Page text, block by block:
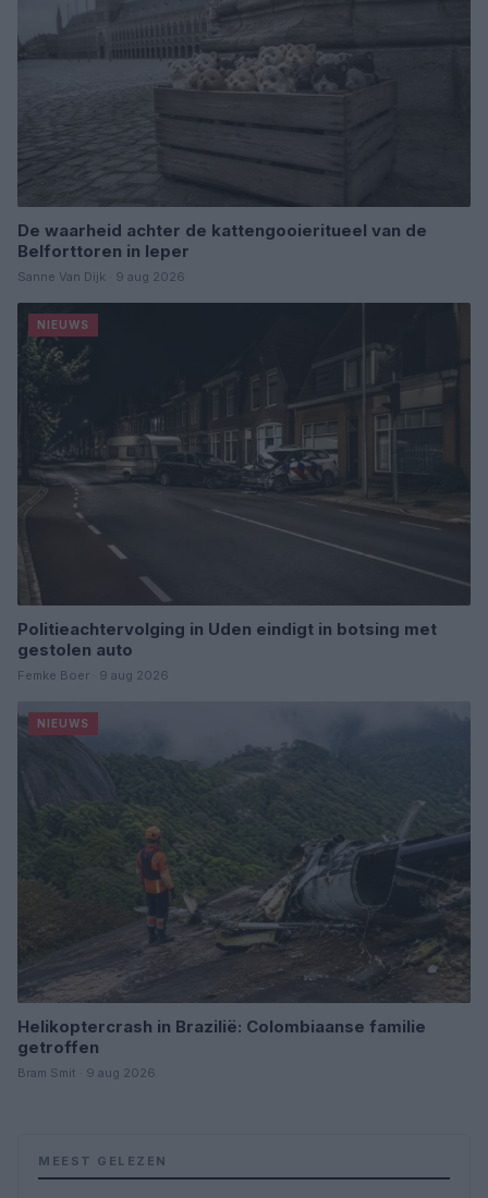
De waarheid achter de kattengooieritueel van de
Belforttoren in Ieper
Sanne Van Dijk · 9 aug 2026
NIEUWS
Politieachtervolging in Uden eindigt in botsing met
gestolen auto
Femke Boer · 9 aug 2026
NIEUWS
Helikoptercrash in Brazilië: Colombiaanse familie
getroffen
Bram Smit · 9 aug 2026
MEEST GELEZEN